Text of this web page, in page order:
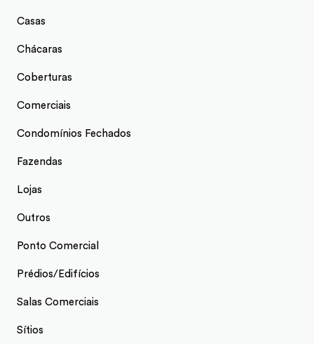
Casas
Chácaras
Coberturas
Comerciais
Condomínios Fechados
Fazendas
Lojas
Outros
Ponto Comercial
Prédios/Edifícios
Salas Comerciais
Sítios